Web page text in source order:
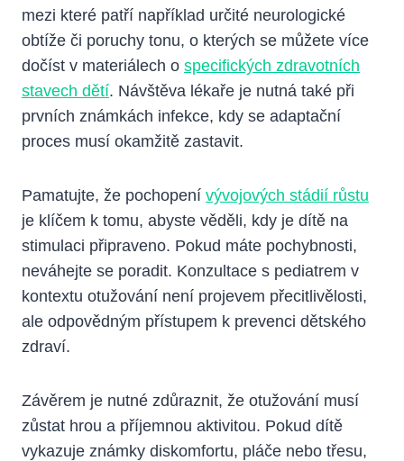
mezi které patří například určité neurologické
obtíže či poruchy tonu, o kterých se můžete více
dočíst v materiálech o specifických zdravotních
stavech dětí. Návštěva lékaře je nutná také při
prvních známkách infekce, kdy se adaptační
proces musí okamžitě zastavit.
Pamatujte, že pochopení vývojových stádií růstu
je klíčem k tomu, abyste věděli, kdy je dítě na
stimulaci připraveno. Pokud máte pochybnosti,
neváhejte se poradit. Konzultace s pediatrem v
kontextu otužování není projevem přecitlivělosti,
ale odpovědným přístupem k prevenci dětského
zdraví.
Závěrem je nutné zdůraznit, že otužování musí
zůstat hrou a příjemnou aktivitou. Pokud dítě
vykazuje známky diskomfortu, pláče nebo třesu,